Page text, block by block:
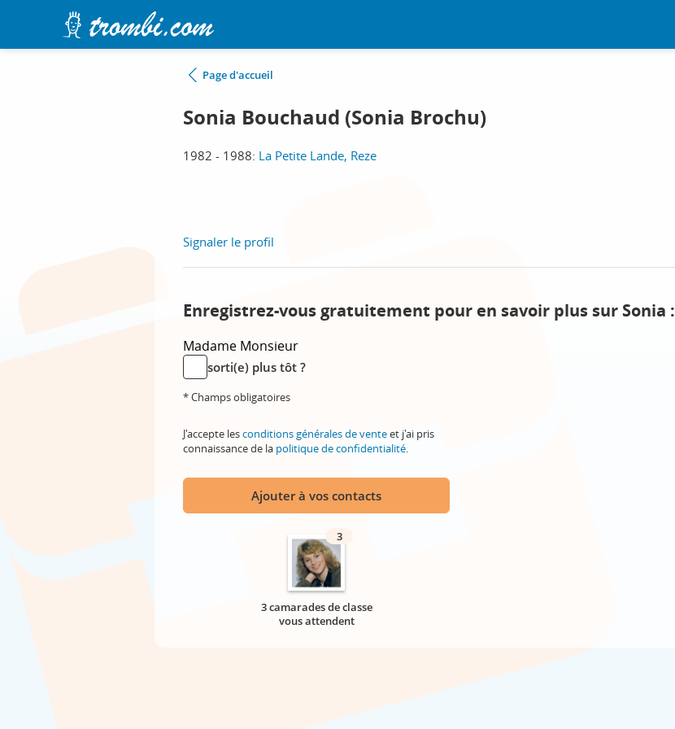
Page d'accueil
Sonia Bouchaud (Sonia Brochu)
1982 - 1988: La Petite Lande, Reze
Signaler le profil
Enregistrez-vous gratuitement pour en savoir plus sur Sonia :
Madame Monsieur
sorti(e) plus tôt ?
* Champs obligatoires
J'accepte lesconditions générales de venteet j'ai pris
connaissance de la politique de confidentialité.
Ajouter à vos contacts
3
3 camarades de classe
vous attendent